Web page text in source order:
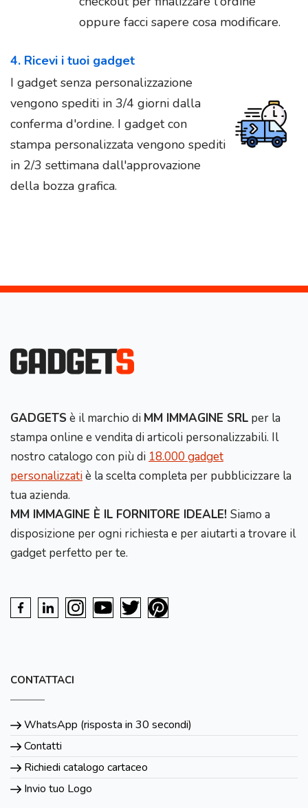
oppure facci sapere cosa modificare.
4. Ricevi i tuoi gadget
I gadget senza personalizzazione
vengono spediti in 3/4 giorni dalla
conferma d'ordine. I gadget con
stampa personalizzata vengono spediti
in 2/3 settimana dall'approvazione
della bozza grafica.
GADGETS è il marchio di MM IMMAGINE SRL per la
stampa online e vendita di articoli personalizzabili. Il
nostro catalogo con più di 18.000 gadget
personalizzatiè la scelta completa per pubblicizzare la
tua azienda.
MM IMMAGINE È IL FORNITORE IDEALE! Siamo a
disposizione per ogni richiesta e per aiutarti a trovare il
gadget perfetto per te.
CONTATTACI
WhatsApp (risposta in 30 secondi)
Contatti
Richiedi catalogo cartaceo
Invio tuo Logo